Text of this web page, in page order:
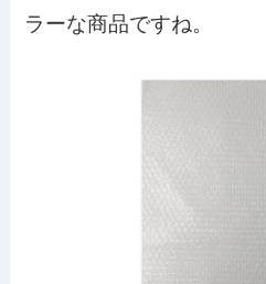
ラーな商品ですね。